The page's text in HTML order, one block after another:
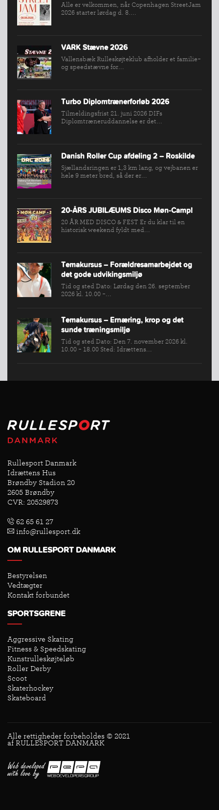
Alle er velkommen, når Copenhagen StreetJam
2026 starter lørdag d. 8....
VARK Stævne 2026
Vallensbæk Rulleskøjteklub afholder et familie-
og speedstævne for...
Turbo Diplomtrænerforløb 2026
Tilmeldingsfrist 21. juni 2026 DIFs
Diplomtræneruddannelse er det...
Danish Roller Cup afdeling 2 – Roskilde
Sjællandsringen er 1,3 km lang, og vejbanen er
hele 9 meter bred, så der er...
20-ÅRS JUBILÆUMS Disco Møn-Camp!
20 ÅR MED DISCO & FEST Er du klar til en
historisk weekend fyldt med...
Temakursus – Forældresamarbejdet og
det gode udvikingsmiljø
Tid og sted Dato: Lørdag den 26. september
2026 kl. 10.00 -...
Temakursus – Ernæring, krop og det
sunde træningsmiljø
Tid og sted Dato: Den 7. november 2026 kl.
10.00 - 18.00 Sted: Idrættens...
Rullesport Danmark
Idrættens Hus
Brøndby Stadion 20
2605 Brøndby
CVR: 20529873
62 65 61 27
info@rullesport.dk
OM RULLESPORT DANMARK
Bestyrelsen
Vedtægter
Kontakt forbundet
SPORTSGRENE
Aggressive Skating
Fitness & Speedskating
Kunstrulleskøjteløb
Roller Derby
Scoot
Skaterhockey
Skateboard
Alle rettigheder forbeholdes © 2021
af RULLESPORT DANMARK